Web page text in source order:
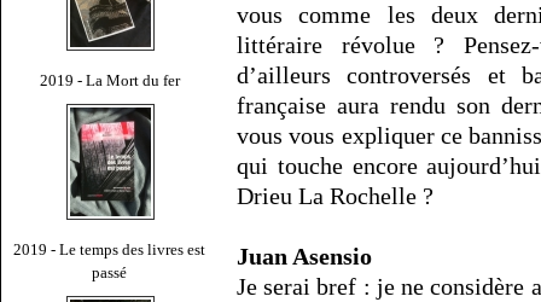
2019 - La Mort du fer
2019 - Le temps des livres est
passé
vous comme les deux
littéraire révolue ?
d’ailleurs controversés et
française aura rendu son
vous vous expliquer ce
qui touche encore
Drieu La Rochelle ?
Juan Asensio
Je serai bref : je ne considère